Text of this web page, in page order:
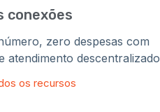
conexões
zero despesas com
atendimento descentralizado
os recursos